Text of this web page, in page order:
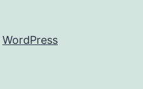
WordPress